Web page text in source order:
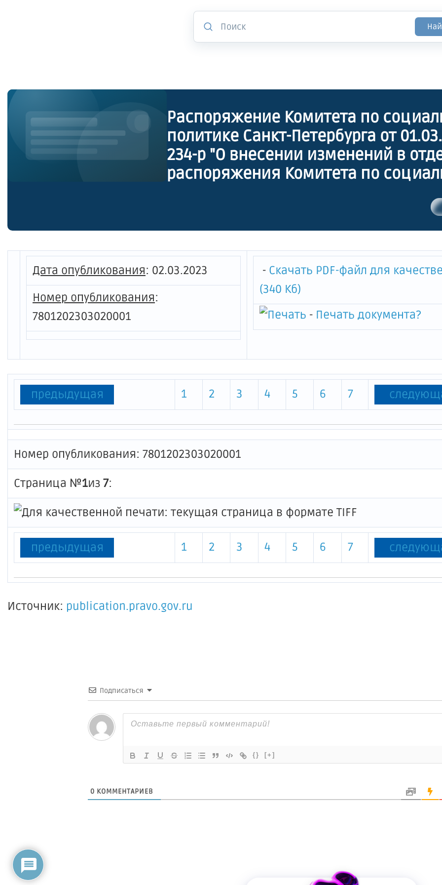
Распоряжение Комитета по
политике Санкт-Петербурга от
234-р "О внесении изменений в
распоряжения Комитета по
Дата опубликования: 02.03.2023
Номер опубликования:
7801202303020001
- Скачать PDF-файл для
(340 Кб)
- Печать документа?
предыдущая 1 2 3 4 5 6 7
Номер опубликования: 7801202303020001
Страница №1из 7:
предыдущая 1 2 3 4 5 6 7
Источник: publication.pravo.gov.ru
Подписаться
{} [+]
0 КОММЕНТАРИЕВ